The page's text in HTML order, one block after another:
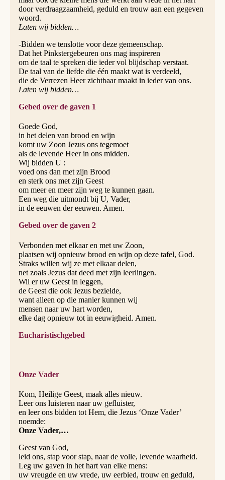
door verdraagzaamheid, geduld en trouw aan een gegeven
woord.
Laten wij bidden…
-Bidden we tenslotte voor deze gemeenschap.
Dat het Pinkstergebeuren ons mag inspireren
om de taal te spreken die ieder vol blijdschap verstaat.
De taal van de liefde die één maakt wat is verdeeld,
die de Verrezen Heer zichtbaar maakt in ieder van ons.
Laten wij bidden…
Gebed over de gaven 1
Goede God,
in het delen van brood en wijn
komt uw Zoon Jezus ons tegemoet
als de levende Heer in ons midden.
Wij bidden U :
voed ons dan met zijn Brood
en sterk ons met zijn Geest
om meer en meer zijn weg te kunnen gaan.
Een weg die uitmondt bij U, Vader,
in de eeuwen der eeuwen. Amen.
Gebed over de gaven 2
Verbonden met elkaar en met uw Zoon,
plaatsen wij opnieuw brood en wijn op deze tafel, God.
Straks willen wij ze met elkaar delen,
net zoals Jezus dat deed met zijn leerlingen.
Wil er uw Geest in leggen,
de Geest die ook Jezus bezielde,
want alleen op die manier kunnen wij
mensen naar uw hart worden,
elke dag opnieuw tot in eeuwigheid. Amen.
Eucharistischgebed
Onze Vader
Kom, Heilige Geest, maak alles nieuw.
Leer ons luisteren naar uw gefluister,
en leer ons bidden tot Hem, die Jezus ‘Onze Vader’
noemde:
Onze Vader,…
Geest van God,
leid ons, stap voor stap, naar de volle, levende waarheid.
Leg uw gaven in het hart van elke mens:
uw vreugde en uw vrede, uw eerbied, trouw en geduld,